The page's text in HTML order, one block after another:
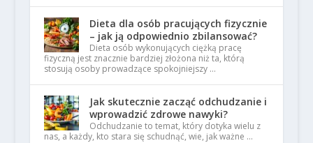
Dieta dla osób pracujących fizycznie
– jak ją odpowiednio zbilansować?
Dieta osób wykonujących ciężką pracę
fizyczną jest znacznie bardziej złożona niż ta, którą
stosują osoby prowadzące spokojniejszy …
Jak skutecznie zacząć odchudzanie i
wprowadzić zdrowe nawyki?
Odchudzanie to temat, który dotyka wielu z
nas, a każdy, kto stara się schudnąć, wie, jak ważne …